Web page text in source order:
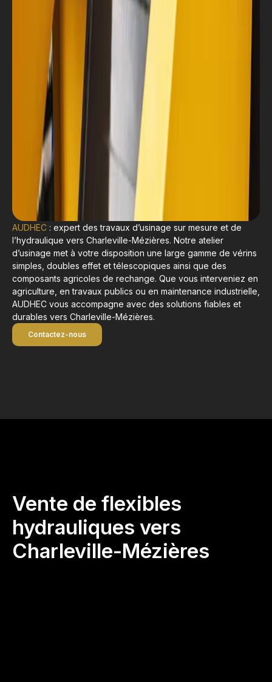
AUDHEC : expert des travaux d’usinage sur mesure et de
l’hydraulique vers Charleville-Mézières. Notre atelier
d’usinage met à votre disposition une large gamme de vérins
simples, doubles effet et télescopiques ainsi que des
composants agricoles de rechange. Que vous interveniez en
agriculture, en travaux publics ou en maintenance industrielle,
AUDHEC vous accompagne avec des solutions fiables et
durables vers Charleville-Mézières.
Contactez-nous
Vente de flexibles
hydrauliques vers
Charleville-Mézières